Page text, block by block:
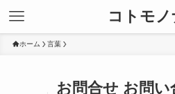
コトモ
ホーム 言葉
お問合せ お問